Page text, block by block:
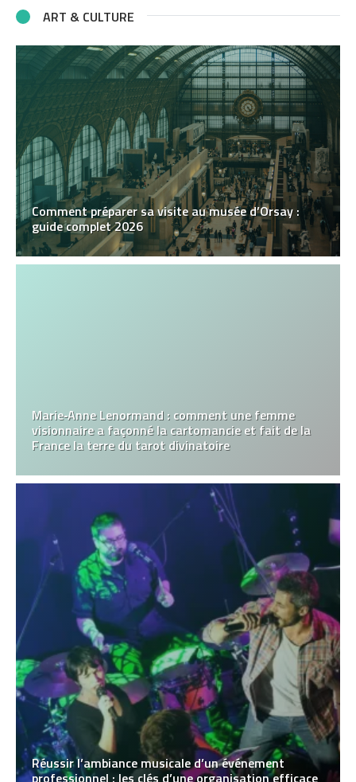
ART & CULTURE
Comment préparer sa visite au musée d’Orsay :
guide complet 2026
Marie‑Anne Lenormand : comment une femme
visionnaire a façonné la cartomancie et fait de la
France la terre du tarot divinatoire
Réussir l’ambiance musicale d’un événement
professionnel : les clés d’une organisation efficace